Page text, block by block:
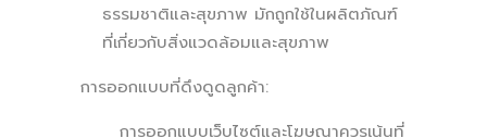
ธรรมชาติและสุขภาพ มักถูกใช้ในผลิตภัณฑ์
ที่เกี่ยวกับสิ่งแวดล้อมและสุขภาพ
การออกแบบที่ดึงดูดลูกค้า:
การออกแบบเว็บไซต์และโฆษณาควรเน้นที่